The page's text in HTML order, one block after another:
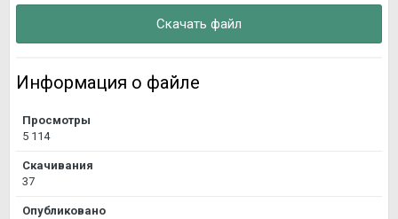
Скачать файл
Информация о файле
Просмотры
5 114
Скачивания
37
Опубликовано